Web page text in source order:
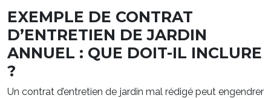
EXEMPLE DE CONTRAT
D’ENTRETIEN DE JARDIN
ANNUEL : QUE DOIT-IL INCLURE
?
Un contrat d’entretien de jardin mal rédigé peut engendrer